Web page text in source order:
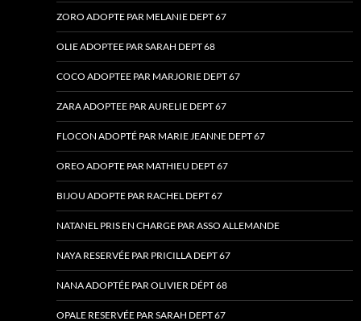
ZORO ADOPTE PAR MELANIE DEPT 67
OLIE ADOPTEE PAR SARAH DEPT 68
COCO ADOPTEE PAR MARJORIE DEPT 67
ZARA ADOPTEE PAR AURELIE DEPT 67
FLOCON ADOPTÉ PAR MARIE JEANNE DEPT 67
OREO ADOPTE PAR MATHIEU DEPT 67
BIJOU ADOPTE PAR RACHEL DEPT 67
NATANEL PRIS EN CHARGE PAR ASSO ALLEMANDE
NAYA RESERVÉE PAR PRICILLA DEPT 67
NANA ADOPTÉE PAR OLIVIER DÉPT 68
OPALE RESERVÉE PAR SARAH DEPT 67